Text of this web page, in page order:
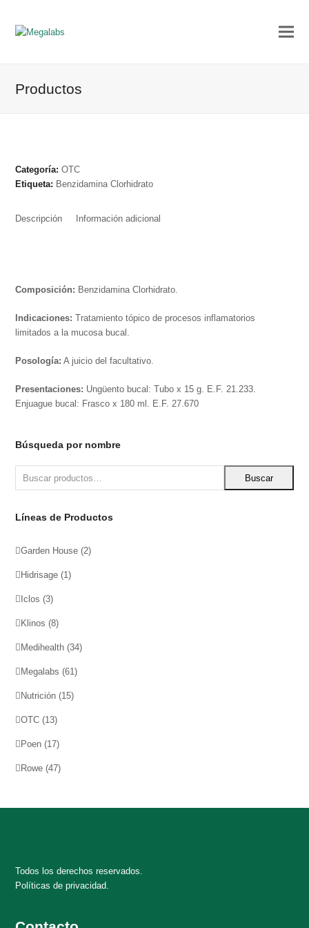
Productos
Categoría: OTC
Etiqueta: Benzidamina Clorhidrato
Descripción Información adicional
Composición: Benzidamina Clorhidrato.
Indicaciones: Tratamiento tópico de procesos inflamatorios
limitados a la mucosa bucal.
Posología: A juicio del facultativo.
Presentaciones: Ungüento bucal: Tubo x 15 g. E.F. 21.233.
Enjuague bucal: Frasco x 180 ml. E.F. 27.670
Búsqueda por nombre
Buscar
Líneas de Productos
Garden House (2)
Hidrisage (1)
Iclos (3)
Klinos (8)
Medihealth (34)
Megalabs (61)
Nutrición (15)
OTC (13)
Poen (17)
Rowe (47)
Todos los derechos reservados.
Políticas de privacidad.